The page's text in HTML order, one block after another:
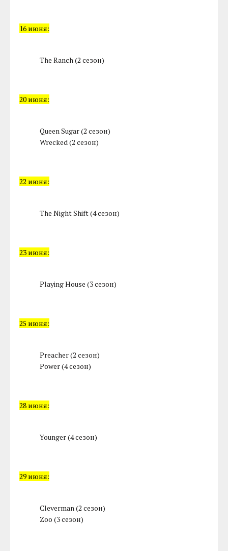
16 июня:
The Ranch (2 сезон)
20 июня:
Queen Sugar (2 сезон)
Wrecked (2 сезон)
22 июня:
The Night Shift (4 сезон)
23 июня:
Playing House (3 сезон)
25 июня:
Preacher (2 сезон)
Power (4 сезон)
28 июня:
Younger (4 сезон)
29 июня:
Cleverman (2 сезон)
Zoo (3 сезон)